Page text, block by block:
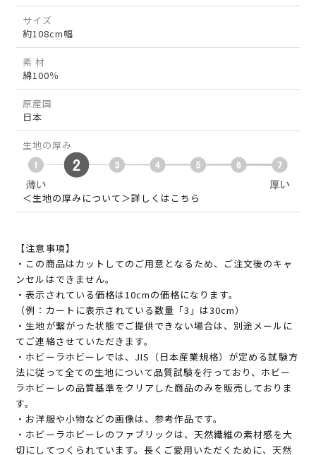
サイズ
約108cm幅
素 材
綿100％
原産国
日本
生地の厚み
＜生地の厚みについて＞詳しくはこちら
【注意事項】
・この商品はカットしてのご用意となるため、ご注文後のキャ
ンセルはできません。
・表示されている価格は10cmの価格になります。
（例：カートに表示されている数量「3」は30cm）
・生地が繋がった状態でご提供できない場合は、別途メールに
てご連絡させていただきます。
・ホビーラホビーレでは、JIS（日本産業規格）が定める試験方
法に従って全ての生地について品質試験を行っており、ホビー
ラホビーレの品質基準をクリアした商品のみを販売しておりま
す。
・お洋服や小物などの画像は、参考作品です。
・ホビーラホビーレのファブリックは、天然繊維の素材感を大
切にしてつくられています。長くご愛用いただくために、天然